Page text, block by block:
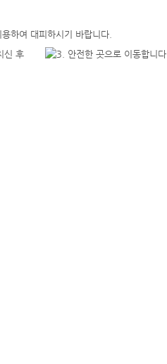
하여 대피하시기 바랍니다.